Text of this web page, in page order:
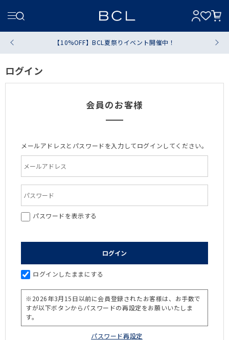
【10%OFF】BCL夏祭りイベント開催中！
ログイン
会員のお客様
メールアドレスとパスワードを入力してログインしてください。
パスワードを表示する
ログインしたままにする